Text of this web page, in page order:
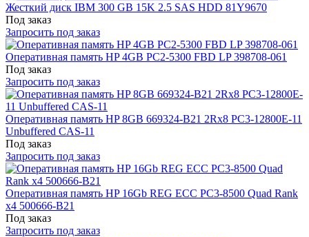
Жесткий диск IBM 300 GB 15K 2.5 SAS HDD 81Y9670
Под заказ
Запросить под заказ
Оперативная память HP 4GB PC2-5300 FBD LP 398708-061
Под заказ
Запросить под заказ
Оперативная память HP 8GB 669324-B21 2Rx8 PC3-12800E-11
Unbuffered CAS-11
Под заказ
Запросить под заказ
Оперативная память HP 16Gb REG ECC PC3-8500 Quad Rank
x4 500666-B21
Под заказ
Запросить под заказ